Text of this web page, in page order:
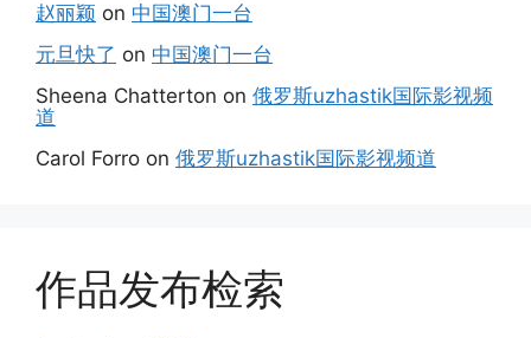
赵丽颖 on 中国澳门一台
元旦快了 on 中国澳门一台
Sheena Chatterton on 俄罗斯uzhastik国际影视频
道
Carol Forro on 俄罗斯uzhastik国际影视频道
作品发布检索